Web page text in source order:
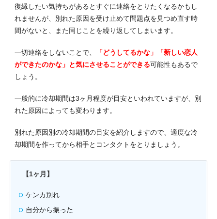
復縁したい気持ちがあるとすぐに連絡をとりたくなるかもし
れませんが、別れた原因を受け止めて問題点を見つめ直す時
間がないと、また同じことを繰り返してしまいます。
一切連絡をしないことで、
「どうしてるかな」「新しい恋人
ができたのかな」と気にさせることができる可能性もあるで
しょう。
一般的に冷却期間は3ヶ月程度が目安といわれていますが、別
れた原因によっても変わります。
別れた原因別の冷却期間の目安を紹介しますので、適度な冷
却期間を作ってから相手とコンタクトをとりましょう。
【1ヶ月】
ケンカ別れ
自分から振った